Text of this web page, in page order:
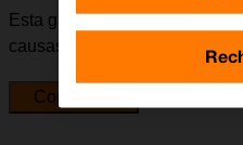
Esta guía te va a conducir a
causas y soluciones al
Comenzar